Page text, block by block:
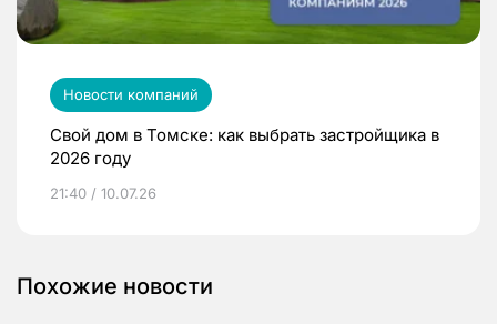
Новости компаний
Свой дом в Томске: как выбрать застройщика в
2026 году
21:40 / 10.07.26
Похожие новости